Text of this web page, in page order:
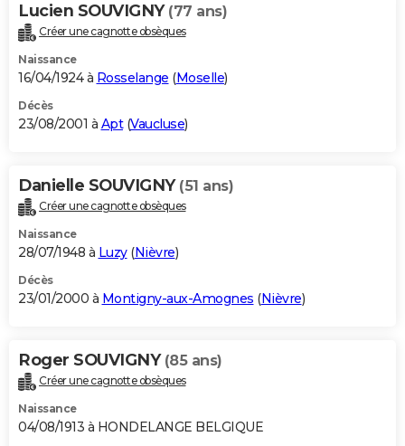
Lucien SOUVIGNY (77 ans)
Créer une cagnotte obsèques
Naissance
16/04/1924 à Rosselange (Moselle)
Décès
23/08/2001 à Apt(Vaucluse)
Danielle SOUVIGNY (51 ans)
Créer une cagnotte obsèques
Naissance
28/07/1948 à Luzy(Nièvre)
Décès
23/01/2000 à Montigny-aux-Amognes (Nièvre)
Roger SOUVIGNY (85 ans)
Créer une cagnotte obsèques
Naissance
04/08/1913 à HONDELANGE BELGIQUE